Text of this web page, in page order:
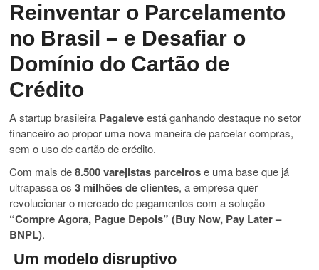
Reinventar o Parcelamento
no Brasil – e Desafiar o
Domínio do Cartão de
Crédito
A startup brasileira Pagaleveestá ganhando destaque no setor
financeiro ao propor uma nova maneira de parcelar compras,
sem o uso de cartão de crédito.
Com mais de8.500 varejistas parceirose uma base que já
ultrapassa os3 milhões de clientes, a empresa quer
revolucionar o mercado de pagamentos com a solução
“Compre Agora, Pague Depois” (Buy Now, Pay Later –
BNPL).
Um modelo disruptivo